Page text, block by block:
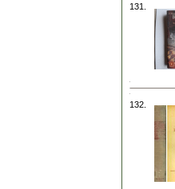
131.
132.